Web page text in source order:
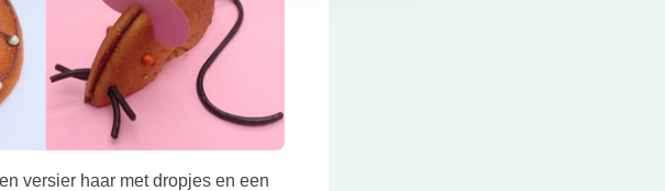
versier haar met dropjes en een